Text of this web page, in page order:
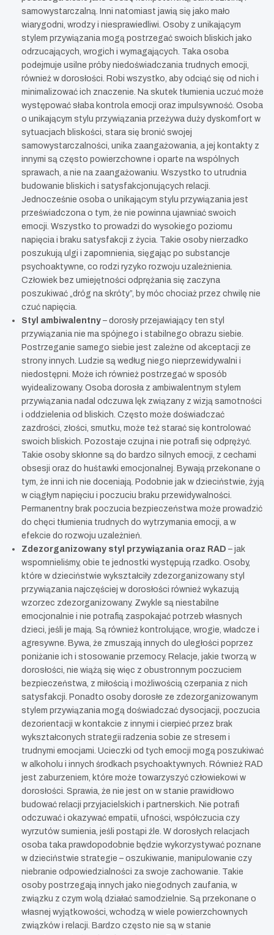
samowystarczalną. Inni natomiast jawią się jako mało
wiarygodni, wrodzy i niesprawiedliwi. Osoby z unikającym
stylem przywiązania mogą postrzegać swoich bliskich jako
odrzucających, wrogich i wymagających. Taka osoba
podejmuje usilne próby niedoświadczania trudnych emocji,
również w dorosłości. Robi wszystko, aby odciąć się od nich i
minimalizować ich znaczenie. Na skutek tłumienia uczuć może
występować słaba kontrola emocji oraz impulsywność. Osoba
o unikającym stylu przywiązania przeżywa duży dyskomfort w
sytuacjach bliskości, stara się bronić swojej
samowystarczalności, unika zaangażowania, a jej kontakty z
innymi są często powierzchowne i oparte na wspólnych
sprawach, a nie na zaangażowaniu. Wszystko to utrudnia
budowanie bliskich i satysfakcjonujących relacji.
Jednocześnie osoba o unikającym stylu przywiązania jest
przeświadczona o tym, że nie powinna ujawniać swoich
emocji. Wszystko to prowadzi do wysokiego poziomu
napięcia i braku satysfakcji z życia. Takie osoby nierzadko
poszukują ulgi i zapomnienia, sięgając po substancje
psychoaktywne, co rodzi ryzyko rozwoju uzależnienia.
Człowiek bez umiejętności odprężania się zaczyna
poszukiwać „dróg na skróty”, by móc chociaż przez chwilę nie
czuć napięcia.
Styl ambiwalentny – dorosły przejawiający ten styl
przywiązania nie ma spójnego i stabilnego obrazu siebie.
Postrzeganie samego siebie jest zależne od akceptacji ze
strony innych. Ludzie są według niego nieprzewidywalni i
niedostępni. Może ich również postrzegać w sposób
wyidealizowany. Osoba dorosła z ambiwalentnym stylem
przywiązania nadal odczuwa lęk związany z wizją samotności
i oddzielenia od bliskich. Często może doświadczać
zazdrości, złości, smutku, może też starać się kontrolować
swoich bliskich. Pozostaje czujna i nie potrafi się odprężyć.
Takie osoby skłonne są do bardzo silnych emocji, z cechami
obsesji oraz do huśtawki emocjonalnej. Bywają przekonane o
tym, że inni ich nie doceniają. Podobnie jak w dzieciństwie, żyją
w ciągłym napięciu i poczuciu braku przewidywalności.
Permanentny brak poczucia bezpieczeństwa może prowadzić
do chęci tłumienia trudnych do wytrzymania emocji, a w
efekcie do rozwoju uzależnień.
Zdezorganizowany styl przywiązania oraz RAD – jak
wspomnieliśmy, obie te jednostki występują rzadko. Osoby,
które w dzieciństwie wykształciły zdezorganizowany styl
przywiązania najczęściej w dorosłości również wykazują
wzorzec zdezorganizowany. Zwykle są niestabilne
emocjonalnie i nie potrafią zaspokajać potrzeb własnych
dzieci, jeśli je mają. Są również kontrolujące, wrogie, władcze i
agresywne. Bywa, że zmuszają innych do uległości poprzez
poniżanie ich i stosowanie przemocy. Relacje, jakie tworzą w
dorosłości, nie wiążą się więc z obustronnym poczuciem
bezpieczeństwa, z miłością i możliwością czerpania z nich
satysfakcji. Ponadto osoby dorosłe ze zdezorganizowanym
stylem przywiązania mogą doświadczać dysocjacji, poczucia
dezorientacji w kontakcie z innymi i cierpieć przez brak
wykształconych strategii radzenia sobie ze stresem i
trudnymi emocjami. Ucieczki od tych emocji mogą poszukiwać
w alkoholu i innych środkach psychoaktywnych. Również RAD
jest zaburzeniem, które może towarzyszyć człowiekowi w
dorosłości. Sprawia, że nie jest on w stanie prawidłowo
budować relacji przyjacielskich i partnerskich. Nie potrafi
odczuwać i okazywać empatii, ufności, współczucia czy
wyrzutów sumienia, jeśli postąpi źle. W dorosłych relacjach
osoba taka prawdopodobnie będzie wykorzystywać poznane
w dzieciństwie strategie – oszukiwanie, manipulowanie czy
niebranie odpowiedzialności za swoje zachowanie. Takie
osoby postrzegają innych jako niegodnych zaufania, w
związku z czym wolą działać samodzielnie. Są przekonane o
własnej wyjątkowości, wchodzą w wiele powierzchownych
związków i relacji. Bardzo często nie są w stanie